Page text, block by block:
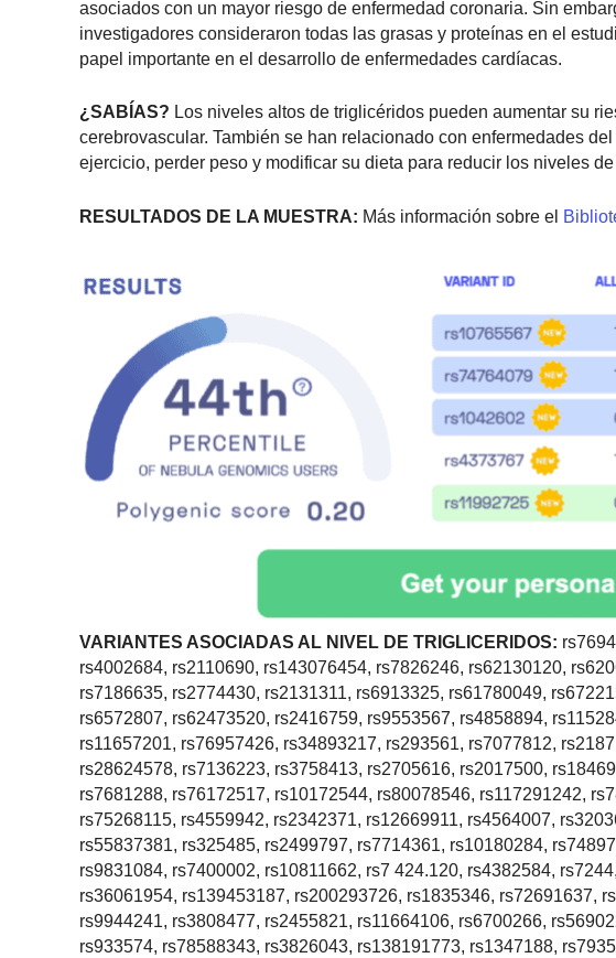
asociados con un mayor riesgo de enfermedad coronaria. Sin
investigadores consideraron todas las grasas y proteínas en el
papel importante en el desarrollo de enfermedades cardíacas.
¿SABÍAS? Los niveles altos de triglicéridos pueden aumentar su
cerebrovascular. También se han relacionado con enfermedades
ejercicio, perder peso y modificar su dieta para reducir los niveles
RESULTADOS DE LA MUESTRA: Más información sobre el
VARIANTES ASOCIADAS AL NIVEL DE TRIGLICERIDOS:
rs4002684, rs2110690, rs143076454, rs7826246, rs62130120,
rs7186635, rs2774430, rs2131311, rs6913325, rs61780049,
rs6572807, rs62473520, rs2416759, rs9553567, rs4858894,
rs11657201, rs76957426, rs34893217, rs293561, rs7077812,
rs28624578, rs7136223, rs3758413, rs2705616, rs2017500,
rs7681288, rs76172517, rs10172544, rs80078546, rs117291242,
rs75268115, rs4559942, rs2342371, rs12669911, rs4564007,
rs55837381, rs325485, rs2499797, rs7714361, rs10180284,
rs9831084, rs7400002, rs10811662, rs7 424.120, rs4382584,
rs36061954, rs139453187, rs200293726, rs1835346, rs72691637,
rs9944241, rs3808477, rs2455821, rs11664106, rs6700266,
rs933574, rs78588343, rs3826043, rs138191773, rs1347188,